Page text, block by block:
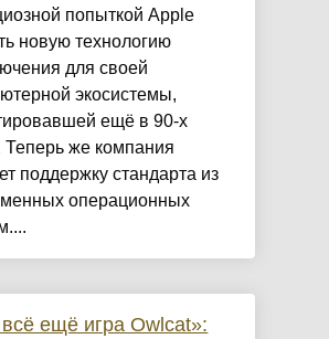
попыткой Apple
новую технологию
для своей
экосистемы,
ещё в 90-х
Теперь же компания
поддержку стандарта из
операционных
ещё игра Owlcat»: